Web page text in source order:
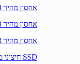
אחסון מהיר NVME GEN 4
אחסון מהיר NVME GEN 3
אחסון מהיר SSD SATA 3
SSD חיצוני מהיר